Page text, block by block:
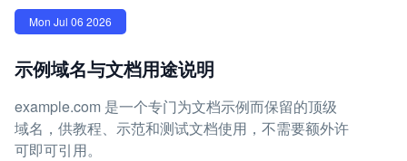
Mon Jul 06 2026
示例域名与文档用途说明
example.com 是一个专门为文档示例而保留的顶级
域名，供教程、示范和测试文档使用，不需要额外许
可即可引用。